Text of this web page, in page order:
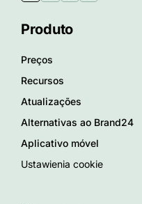
Produto
Preços
Recursos
Atualizações
Alternativas ao Brand24
Aplicativo móvel
Ustawienia cookie